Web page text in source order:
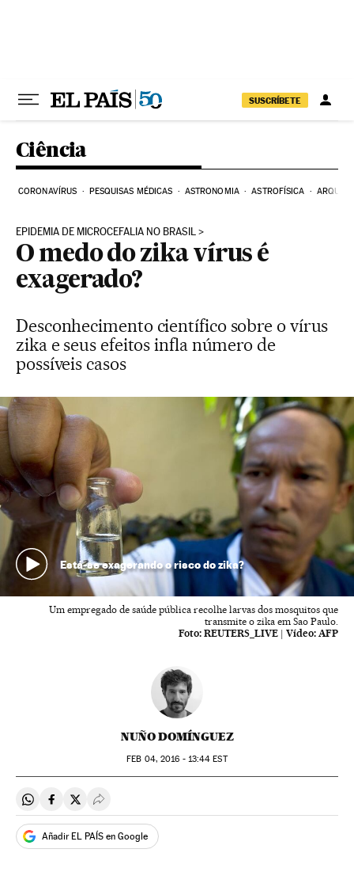
SUSCRÍBETE
Ciência
CORONAVÍRUS PESQUISAS MÉDICAS ASTRONOMIA ASTROFÍSICA
EPIDEMIA DE MICROCEFALIA NO BRASIL
O medo do zika vírus é
exagerado?
Desconhecimento científico sobre o vírus
zika e seus efeitos infla número de
possíveis casos
Está-se exagerando o risco do zika?
Um empregado de saúde pública recolhe larvas dos mosquitos que
transmite o zika em Sao Paulo.
Foto: REUTERS_LIVE | Vídeo: AFP
NUÑO DOMÍNGUEZ
FEB 04, 2016 - 13:44 EST
Compartir en Whatsapp
Compartir en Facebook
Compartir en Twitter
Desplegar Redes Sociales
Añadir EL PAÍS en Google